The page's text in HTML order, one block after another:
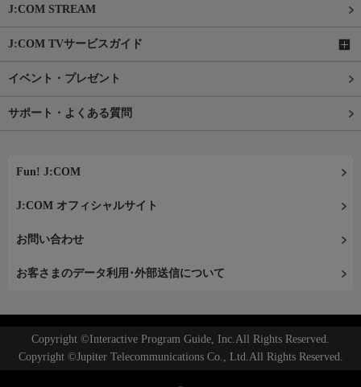
J:COM STREAM
J:COM TVサービスガイド
イベント・プレゼント
サポート・よくある質問
Fun! J:COM
J:COM オフィシャルサイト
お問い合わせ
お客さまのデータ利用･外部送信について
Copyright ©Interactive Program Guide, Inc.All Rights Reserved.
Copyright ©Jupiter Telecommunications Co., Ltd.All Rights Reserved.